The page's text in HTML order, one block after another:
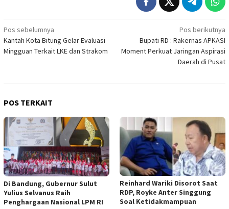
Navigasi
pos
Pos sebelumnya
Kantah Kota Bitung Gelar Evaluasi
Mingguan Terkait LKE dan Strakom
Pos berikutnya
Bupati RD : Rakernas APKASI
Moment Perkuat Jaringan Aspirasi
Daerah di Pusat
POS TERKAIT
Di Bandung, Gubernur Sulut
Yulius Selvanus Raih
Penghargaan Nasional LPM RI
Reinhard Wariki Disorot Saat
RDP, Royke Anter Singgung
Soal Ketidakmampuan